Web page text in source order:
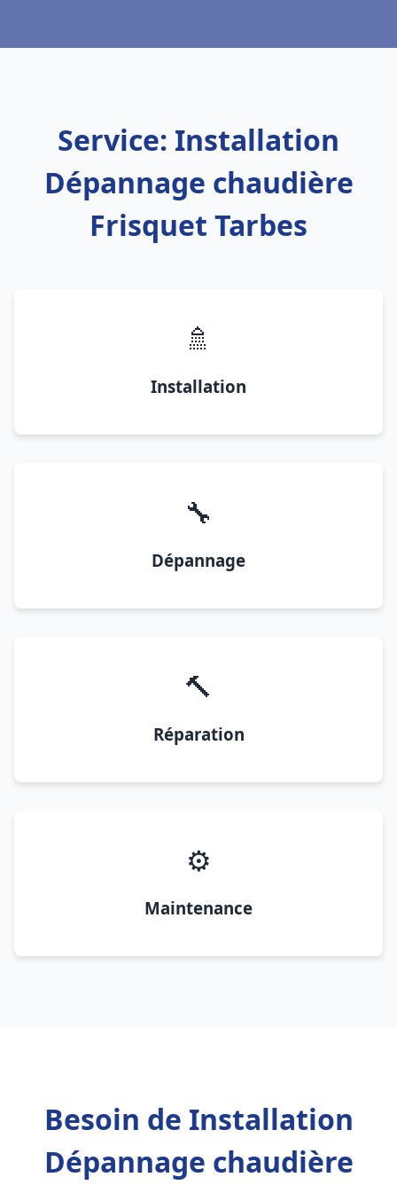
Service: Installation
Dépannage chaudière
Frisquet Tarbes
🚿
Installation
🔧
Dépannage
🔨
Réparation
⚙️
Maintenance
Besoin de Installation
Dépannage chaudière